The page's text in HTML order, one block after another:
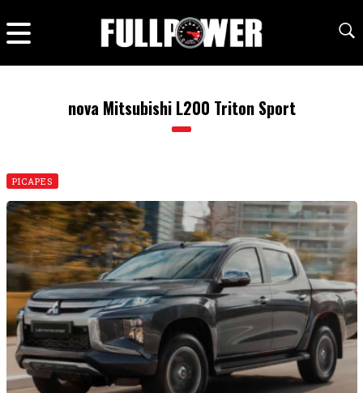
nova Mitsubishi L200 Triton Sport
PICAPES